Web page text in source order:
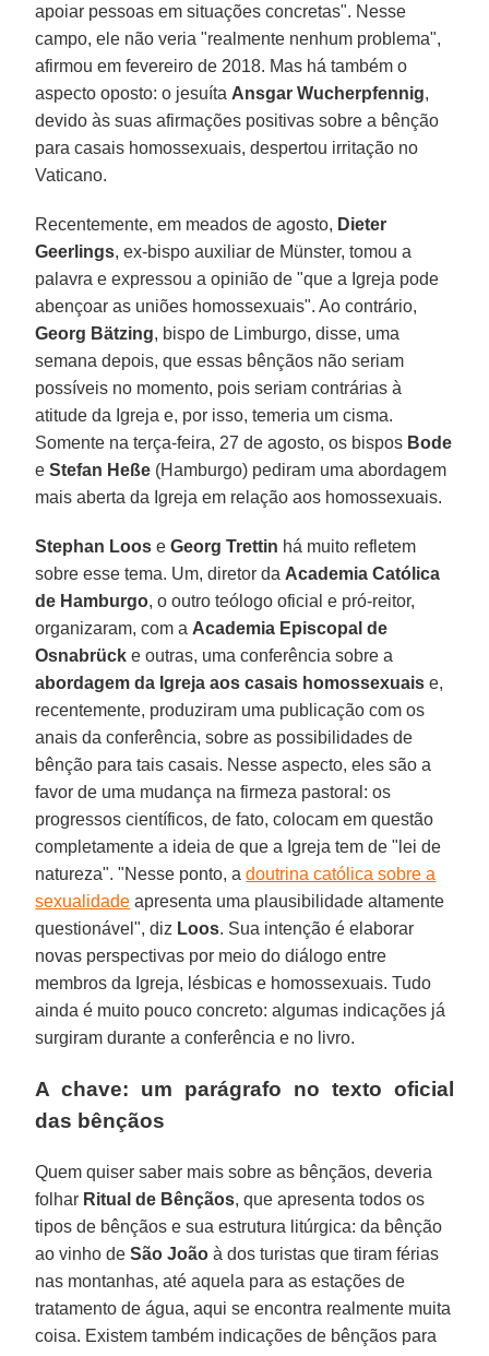
apoiar pessoas em situações concretas". Nesse
campo, ele não veria "realmente nenhum problema",
afirmou em fevereiro de 2018. Mas há também o
aspecto oposto: o jesuíta Ansgar Wucherpfennig,
devido às suas afirmações positivas sobre a bênção
para casais homossexuais, despertou irritação no
Vaticano.
Recentemente, em meados de agosto, Dieter
Geerlings, ex-bispo auxiliar de Münster, tomou a
palavra e expressou a opinião de "que a Igreja pode
abençoar as uniões homossexuais". Ao contrário,
Georg Bätzing, bispo de Limburgo, disse, uma
semana depois, que essas bênçãos não seriam
possíveis no momento, pois seriam contrárias à
atitude da Igreja e, por isso, temeria um cisma.
Somente na terça-feira, 27 de agosto, os bispos Bode
eStefan Heße (Hamburgo) pediram uma abordagem
mais aberta da Igreja em relação aos homossexuais.
Stephan Loos eGeorg Trettin há muito refletem
sobre esse tema. Um, diretor da Academia Católica
de Hamburgo, o outro teólogo oficial e pró-reitor,
organizaram, com a Academia Episcopal de
Osnabrück e outras, uma conferência sobre a
abordagem da Igreja aos casais homossexuais e,
recentemente, produziram uma publicação com os
anais da conferência, sobre as possibilidades de
bênção para tais casais. Nesse aspecto, eles são a
favor de uma mudança na firmeza pastoral: os
progressos científicos, de fato, colocam em questão
completamente a ideia de que a Igreja tem de "lei de
natureza". "Nesse ponto, adoutrina católica sobre a
sexualidade apresenta uma plausibilidade altamente
questionável", diz Loos. Sua intenção é elaborar
novas perspectivas por meio do diálogo entre
membros da Igreja, lésbicas e homossexuais. Tudo
ainda é muito pouco concreto: algumas indicações já
surgiram durante a conferência e no livro.
A chave: um parágrafo no texto oficial
das bênçãos
Quem quiser saber mais sobre as bênçãos, deveria
folhar Ritual de Bênçãos, que apresenta todos os
tipos de bênçãos e sua estrutura litúrgica: da bênção
ao vinho de São João à dos turistas que tiram férias
nas montanhas, até aquela para as estações de
tratamento de água, aqui se encontra realmente muita
coisa. Existem também indicações de bênçãos para